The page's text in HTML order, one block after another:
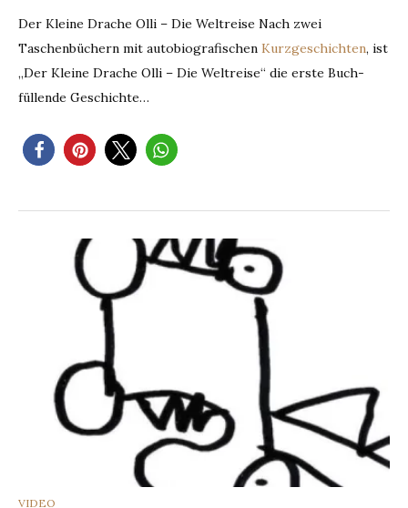
Der Kleine Drache Olli – Die Weltreise Nach zwei
Taschenbüchern mit autobiografischen Kurzgeschichten, ist
„Der Kleine Drache Olli – Die Weltreise“ die erste Buch-
füllende Geschichte…
CATEGORIES
VIDEO